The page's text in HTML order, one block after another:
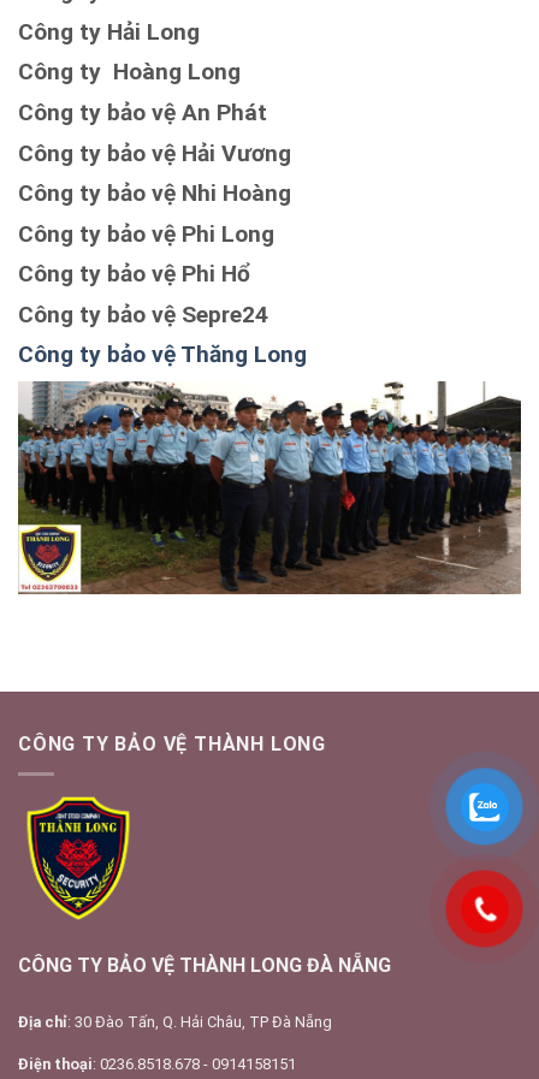
Công ty Hải Long
Công ty Hoàng Long
Công ty bảo vệ An Phát
Công ty bảo vệ Hải Vương
Công ty bảo vệ Nhi Hoàng
Công ty bảo vệ Phi Long
Công ty bảo vệ Phi Hổ
Công ty bảo vệ Sepre24
Công ty bảo vệ Thăng Long
CÔNG TY BẢO VỆ THÀNH LONG
CÔNG TY BẢO VỆ THÀNH LONG ĐÀ NẴNG
Địa chỉ: 30 Đào Tấn, Q. Hải Châu, TP Đà Nẵng
Điện thoại: 0236.8518.678 - 0914158151